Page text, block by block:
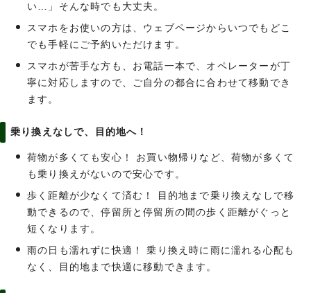
い…」そんな時でも大丈夫。
スマホをお使いの方は、ウェブページからいつでもどこ
でも手軽にご予約いただけます。
スマホが苦手な方も、お電話一本で、オペレーターが丁
寧に対応しますので、ご自分の都合に合わせて移動でき
ます。
乗り換えなしで、目的地へ！
荷物が多くても安心！ お買い物帰りなど、荷物が多くて
も乗り換えがないので安心です。
歩く距離が少なくて済む！ 目的地まで乗り換えなしで移
動できるので、停留所と停留所の間の歩く距離がぐっと
短くなります。
雨の日も濡れずに快適！ 乗り換え時に雨に濡れる心配も
なく、目的地まで快適に移動できます。